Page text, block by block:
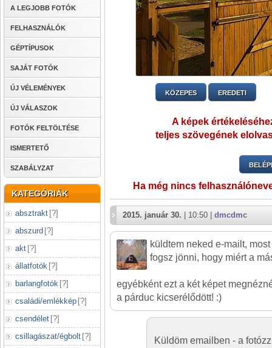
A LEGJOBB FOTÓK
FELHASZNÁLÓK
GÉPTÍPUSOK
SAJÁT FOTÓK
ÚJ VÉLEMÉNYEK
ÚJ VÁLASZOK
FOTÓK FELTÖLTÉSE
ISMERTETŐ
SZABÁLYZAT
KATEGÓRIÁK
absztrakt [?]
abszurd [?]
akt [?]
állatfotók [?]
barlangfotók [?]
családi/emlékkép [?]
csendélet [?]
csillagászat/égbolt [?]
KÖZEPES EREDETI
A képek
teljes szövegének
Ha még nincs
2015. január 30. | 10:50 | dmcdmc
küldtem neked e-mailt,
fogsz jönni, hogy miért a
egyébként ezt a két képet
a párduc kicserélődött! :)
Küldöm emailben - a